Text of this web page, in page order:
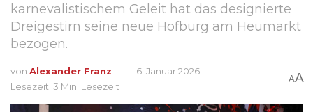
karnevalistischem Geleit hat das designierte
Dreigestirn seine neue Hofburg am Heumarkt
bezogen.
von Alexander Franz
6. Januar 2026
Lesezeit: 3 Min. Lesezeit
AA